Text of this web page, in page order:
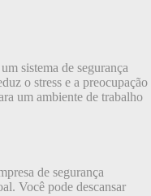
sistema de segurança
o stress e a preocupação
um ambiente de trabalho
de segurança
Você pode descansar